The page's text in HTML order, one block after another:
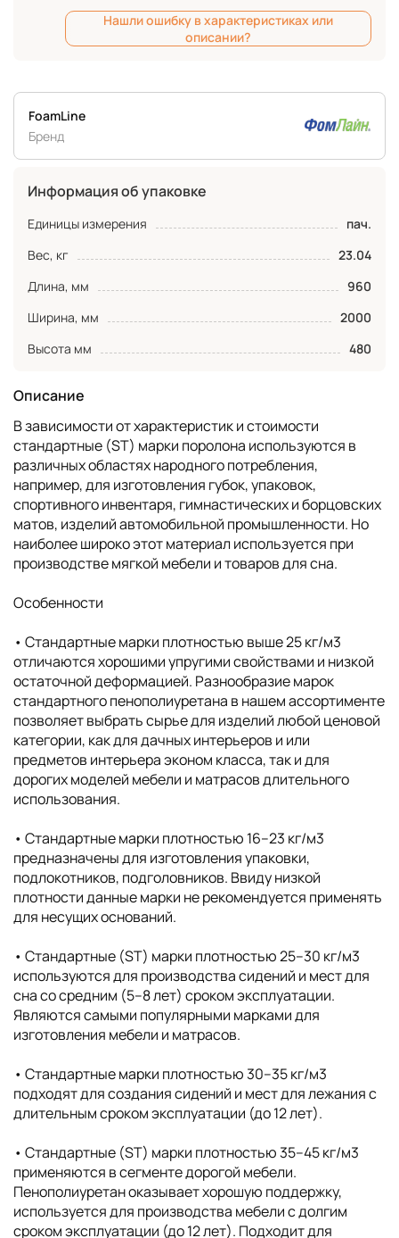
Нашли ошибку в характеристиках или
описании?
Описание
В зависимости от характеристик и стоимости
стандартные (ST) марки поролона используются в
различных областях народного потребления,
например, для изготовления губок, упаковок,
спортивного инвентаря, гимнастических и борцовских
матов, изделий автомобильной промышленности. Но
наиболее широко этот материал используется при
производстве мягкой мебели и товаров для сна.
Особенности
• Cтандартные марки плотностью выше 25 кг/м3
отличаются хорошими упругими свойствами и низкой
остаточной деформацией. Разнообразие марок
стандартного пенополиуретана в нашем ассортименте
позволяет выбрать сырье для изделий любой ценовой
категории, как для дачных интерьеров и или
предметов интерьера эконом класса, так и для
дорогих моделей мебели и матрасов длительного
использования.
• Cтандартные марки плотностью 16–23 кг/м3
предназначены для изготовления упаковки,
подлокотников, подголовников. Ввиду низкой
плотности данные марки не рекомендуется применять
для несущих оснований.
• Стандартные (ST) марки плотностью 25–30 кг/м3
используются для производства сидений и мест для
сна со средним (5–8 лет) сроком эксплуатации.
Являются самыми популярными марками для
изготовления мебели и матрасов.
• Стандартные марки плотностью 30–35 кг/м3
подходят для создания сидений и мест для лежания с
длительным сроком эксплуатации (до 12 лет).
• Стандартные (ST) марки плотностью 35–45 кг/м3
применяются в сегменте дорогой мебели.
Пенополиуретан оказывает хорошую поддержку,
используется для производства мебели с долгим
сроком эксплуатации (до 12 лет). Подходит для
FoamLine
Бренд
Информация об упаковке
Единицы измерения
пач.
Вес, кг
23.04
Длина, мм
960
Ширина, мм
2000
Высота мм
480